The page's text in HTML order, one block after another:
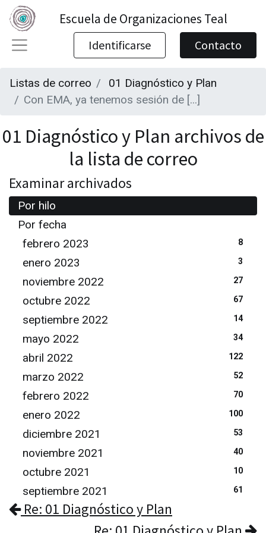
Escuela de Organizaciones Teal
Identificarse Contacto
Listas de correo
01 Diagnóstico y Plan
Con EMA, ya tenemos sesión de [...]
01 Diagnóstico y Plan archivos de
la lista de correo
Examinar archivados
Por hilo
Por fecha
febrero 2023
8
enero 2023 3
noviembre 2022 27
octubre 2022 67
septiembre 2022 14
mayo 2022 34
abril 2022 122
marzo 2022 52
febrero 2022 70
enero 2022 100
diciembre 2021 53
noviembre 2021 40
octubre 2021 10
septiembre 2021 61
Re: 01 Diagnóstico y Plan